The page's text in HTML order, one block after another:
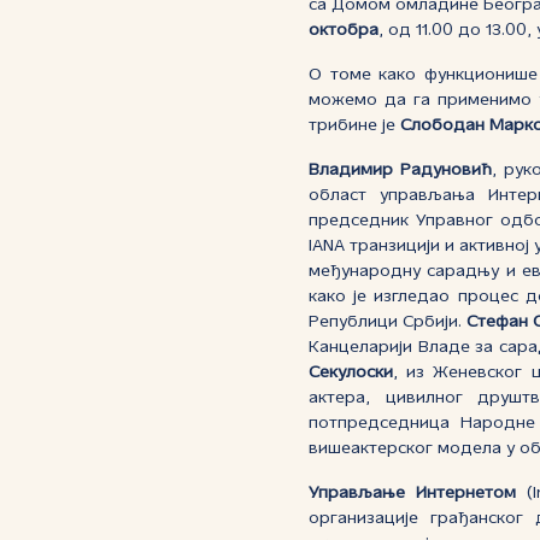
са Домом омладине
октобра, од 11.00 до
О томе како
можемо да га применимо
трибине је Слободан
Владимир Радуновић,
област управљања
председник Управног
IANA транзицији и
међународну сарадњу и
како је изгледао процес
Републици Србији. Стефан
Канцеларији Владе за
Секулоски, из Женевског
актера, цивилног
потпредседница
вишеактерског модела у
Управљање Интернетом
организације